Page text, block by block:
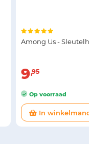
Among Us -
9 95
Op voorraad
In